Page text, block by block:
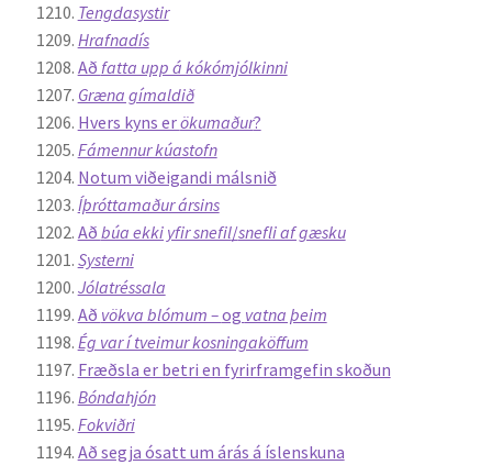
Tengdasystir
Hrafnadís
Að fatta upp á kókómjólkinni
Græna gímaldið
Hvers kyns erökumaður?
Fámennur kúastofn
Notum viðeigandi málsnið
Íþróttamaður ársins
Að búa ekki yfir snefil/snefli af gæsku
Systerni
Jólatréssala
Að vökva blómum –og vatna þeim
Ég var í tveimur kosningaköffum
Fræðsla er betri en fyrirframgefin skoðun
Bóndahjón
Fokviðri
Að segja ósatt um árás á íslenskuna